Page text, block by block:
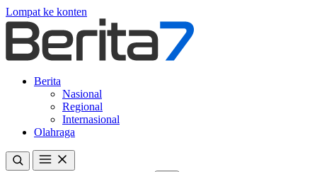
Lompat ke konten
Berita
Nasional
Regional
Internasional
Olahraga